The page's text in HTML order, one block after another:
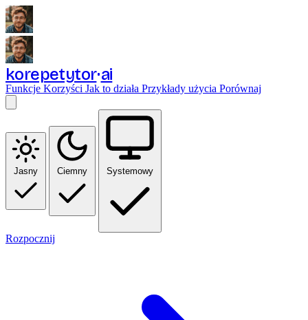
korepetytor ai
Funkcje Korzyści Jak to działa Przykłady użycia Porównaj
Jasny Ciemny Systemowy
Rozpocznij